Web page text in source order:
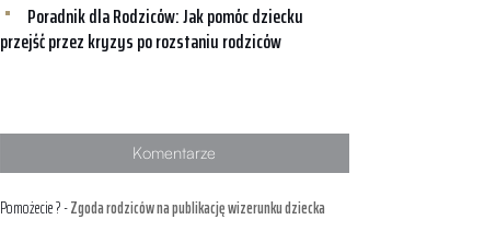
Poradnik dla Rodziców: Jak pomóc dziecku
przejść przez kryzys po rozstaniu rodziców
Komentarze
Pomożecie ?-Zgoda rodziców na publikację wizerunku dziecka